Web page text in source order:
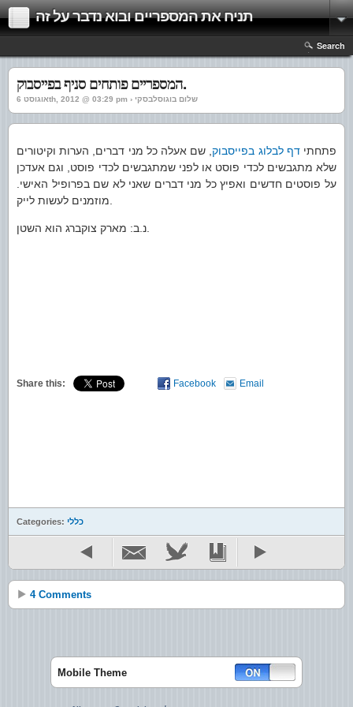
תניח את המספריים ובוא נדבר על זה
Search
המספריים פותחים סניף בפייסבוק.
אוגוסט 6th, 2012 @ 03:29 pm › שלום בוגוסלבסקי
פתחתידף לבלוג בפייסבוק, שם אעלה כל מני דברים, הערות וקיטורים
שלא מתגבשים לכדי פוסט או לפני שמתגבשים לכדי פוסט, וגם אעדכן
על פוסטים חדשים ואפיץ כל מני דברים שאני לא שם בפרופיל האישי.
Share this: Facebook Email
Categories: כללי
4 Comments
Mobile Theme